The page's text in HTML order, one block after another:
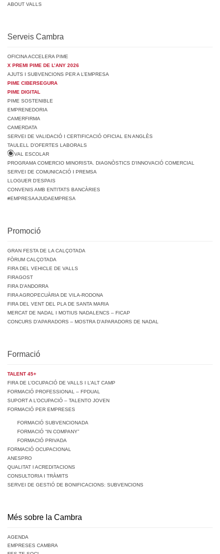
ABOUT VALLS
Serveis Cambra
OFICINA ACCELERA PIME
X PREMI PIME DE L’ANY 2026
AJUTS I SUBVENCIONS PER A L’EMPRESA
PIME CIBERSEGURA
PIME DIGITAL
PIME SOSTENIBLE
EMPRENEDORIA
CAMERFIRMA
CAMERDATA
SERVEI DE VALIDACIÓ I CERTIFICACIÓ OFICIAL EN ANGLÈS
TAULELL D’OFERTES LABORALS
VAL ESCOLAR
PROGRAMA COMERCIO MINORISTA. DIAGNÒSTICS D’INNOVACIÓ COMERCIAL
SERVEI DE COMUNICACIÓ I PREMSA
LLOGUER D’ESPAIS
CONVENIS AMB ENTITATS BANCÀRIES
#EMPRESAAJUDAEMPRESA
Promoció
GRAN FESTA DE LA CALÇOTADA
FÒRUM CALÇOTADA
FIRA DEL VEHICLE DE VALLS
FIRAGOST
FIRA D’ANDORRA
FIRA AGROPECUÀRIA DE VILA-RODONA
FIRA DEL VENT DEL PLA DE SANTA MARIA
MERCAT DE NADAL I MOTIUS NADALENCS – FICAP
CONCURS D’APARADORS – MOSTRA D’APARADORS DE NADAL
Formació
TALENT 45+
FIRA DE L’OCUPACIÓ DE VALLS I L’ALT CAMP
FORMACIÓ PROFESSIONAL – FPDUAL
SUPORT A L’OCUPACIÓ – TALENTO JOVEN
FORMACIÓ PER EMPRESES
FORMACIÓ SUBVENCIONADA
FORMACIÓ “IN COMPANY”
FORMACIÓ PRIVADA
FORMACIÓ OCUPACIONAL
ANESPRO
QUALITAT I ACREDITACIONS
CONSULTORIA I TRÀMITS
SERVEI DE GESTIÓ DE BONIFICACIONS: SUBVENCIONS
Més sobre la Cambra
AGENDA
EMPRESES CAMBRA